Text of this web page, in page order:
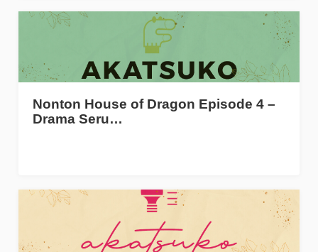
Nonton House of Dragon Episode 4 –
Drama Seru…